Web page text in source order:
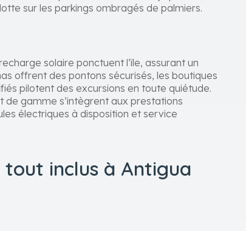
sur les parkings ombragés de palmiers.
solaire ponctuent l’île, assurant un
offrent des pontons sécurisés, les boutiques
pilotent des excursions en toute quiétude.
de gamme s’intègrent aux prestations
électriques à disposition et service
tout inclus à Antigua